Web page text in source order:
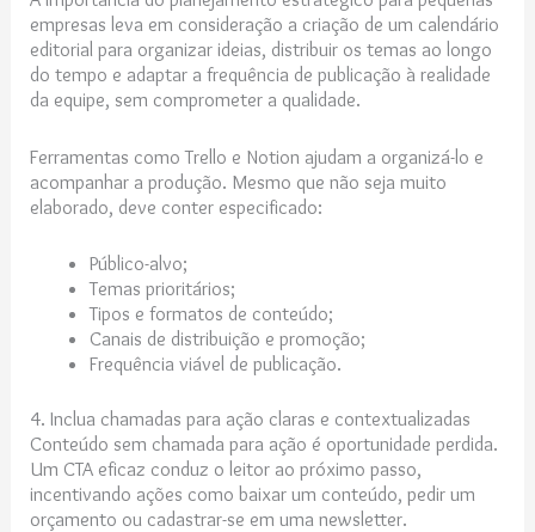
empresas leva em consideração a criação de um calendário
editorial para organizar ideias, distribuir os temas ao longo
do tempo e adaptar a frequência de publicação à realidade
da equipe, sem comprometer a qualidade.
Ferramentas como Trello e Notion ajudam a organizá-lo e
acompanhar a produção. Mesmo que não seja muito
elaborado, deve conter especificado:
Público-alvo;
Temas prioritários;
Tipos e formatos de conteúdo;
Canais de distribuição e promoção;
Frequência viável de publicação.
4. Inclua chamadas para ação claras e contextualizadas
Conteúdo sem chamada para ação é oportunidade perdida.
Um CTA eficaz conduz o leitor ao próximo passo,
incentivando ações como baixar um conteúdo, pedir um
orçamento ou cadastrar-se em uma newsletter.